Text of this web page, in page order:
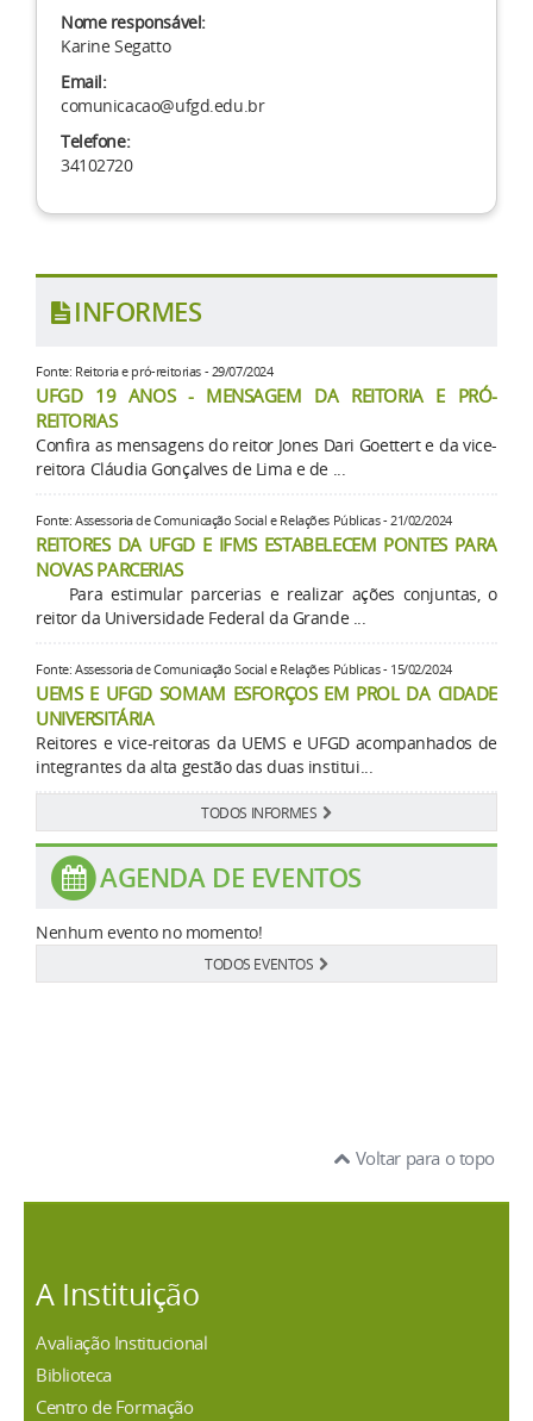
Nome responsável:
Karine Segatto
Email:
comunicacao@ufgd.edu.br
Telefone:
34102720
INFORMES
Fonte: Reitoria e pró-reitorias - 29/07/2024
UFGD 19 ANOS - MENSAGEM DA REITORIA E PRÓ-
REITORIAS
Confira as mensagens do reitor Jones Dari Goettert e da vice-
reitora Cláudia Gonçalves de Lima e de ...
Fonte: Assessoria de Comunicação Social e Relações Públicas - 21/02/2024
REITORES DA UFGD E IFMS ESTABELECEM PONTES PARA
NOVAS PARCERIAS
Para estimular parcerias e realizar ações conjuntas, o
reitor da Universidade Federal da Grande ...
Fonte: Assessoria de Comunicação Social e Relações Públicas - 15/02/2024
UEMS E UFGD SOMAM ESFORÇOS EM PROL DA CIDADE
UNIVERSITÁRIA
Reitores e vice-reitoras da UEMS e UFGD acompanhados de
integrantes da alta gestão das duas institui...
TODOS INFORMES
AGENDA DE EVENTOS
Nenhum evento no momento!
TODOS EVENTOS
Voltar para o topo
A Instituição
Avaliação Institucional
Biblioteca
Centro de Formação